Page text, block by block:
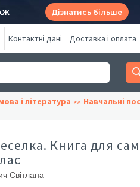
Дізнатись більше
Контактні дані Доставка і оплата
і література Навчальні
Книга для
Світлана